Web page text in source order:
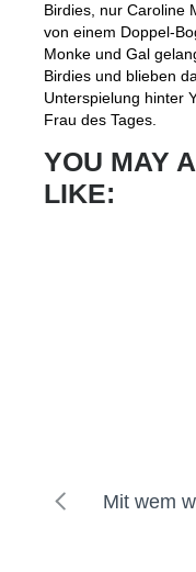
Birdies, nur Caroline
von einem Doppel-
Monke und Gal
Birdies und blieben
Unterspielung hinter
Frau des Tages.
YOU MAY
LIKE:
Mit wem